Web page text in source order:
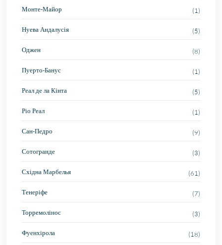
Монте-Майор (1)
Нуева Андалусія (5)
Оджен (8)
Пуерто-Банус (1)
Реал де ла Кінта (5)
Ріо Реал (1)
Сан-Педро (9)
Сотогранде (3)
Східна Марбелья (61)
Тенеріфе (7)
Торремолінос (3)
Фуенхірола (18)